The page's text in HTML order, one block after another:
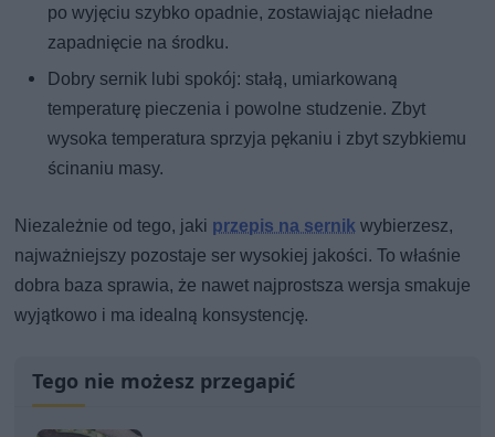
po wyjęciu szybko opadnie, zostawiając nieładne
zapadnięcie na środku.
Dobry sernik lubi spokój: stałą, umiarkowaną
temperaturę pieczenia i powolne studzenie. Zbyt
wysoka temperatura sprzyja pękaniu i zbyt szybkiemu
ścinaniu masy.
Niezależnie od tego, jaki przepis na sernik wybierzesz,
najważniejszy pozostaje ser wysokiej jakości. To właśnie
dobra baza sprawia, że nawet najprostsza wersja smakuje
wyjątkowo i ma idealną konsystencję.
Tego nie możesz przegapić